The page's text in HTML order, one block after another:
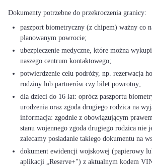
paszport biometryczny (z chipem) ważny co
planowanym powrocie;
ubezpieczenie medyczne, które można
naszego centrum kontaktowego;
potwierdzenie celu podróży, np. rezerwacja
rodziny lub partnerów czy bilet powrotny;
dla dzieci do 16 lat: oprócz paszportu
urodzenia oraz zgoda drugiego rodzica na
informacja: zgodnie z obowiązującym
stanu wojennego zgoda drugiego rodzica nie
zalecamy posiadanie takiego dokumentu na
dokument ewidencji wojskowej (papierowy
aplikacji „Reserve+") z aktualnym kodem